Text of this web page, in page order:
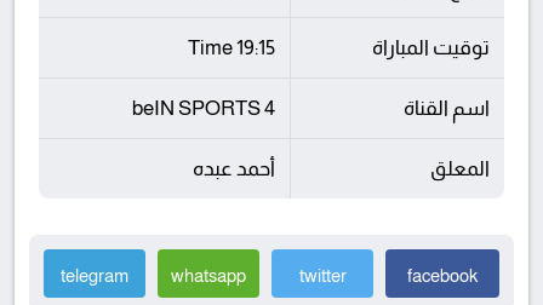
توقيت المباراة 19:15 Time
اسم القناة beIN SPORTS 4
المعلق أحمد عبده
facebook
twitter
whatsapp
telegram